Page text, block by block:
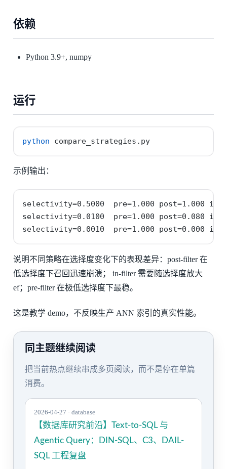
依赖
Python 3.9+, numpy
运行
python compare_strategies.py
示例输出：
selectivity=0.5000  pre=1.000 post=1.000
selectivity=0.0100  pre=1.000 post=0.080
selectivity=0.0010  pre=1.000 post=0.000
说明不同策略在选择度变化下的表现差异：post-filter 在
低选择度下召回迅速崩溃； in-filter 需要随选择度放大
ef；pre-filter 在极低选择度下最稳。
这是教学 demo，不反映生产 ANN 索引的真实性能。
同主题继续阅读
把当前热点继续串成多页阅读，而不是停在单篇
消费。
2026-04-27 · database
【数据库研究前沿】Text-to-SQL 与
Agentic Query：DIN-SQL、C3、DAIL-
SQL 工程复盘